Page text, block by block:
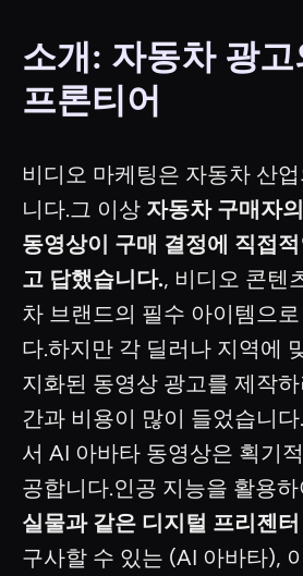
소개: 자동차 광
프론티어
비디오 마케팅은 자동차 산
니다.그 이상 자동차 구매자
동영상이 구매 결정에 직접
고 답했습니다., 비디오 콘텐
차 브랜드의 필수 아이템으
다.하지만 각 딜러나 지역에
지화된 동영상 광고를 제작
간과 비용이 많이 들었습니
서 AI 아바타 동영상은 획기
공합니다.인공 지능을 활용
실물과 같은 디지털 프리젠터
구사할 수 있는 (AI 아바타),